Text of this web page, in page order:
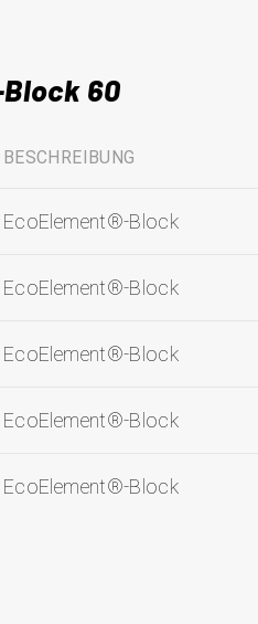
60
BESCHREIBUNG
EcoElement®-Block
EcoElement®-Block
EcoElement®-Block
EcoElement®-Block
EcoElement®-Block